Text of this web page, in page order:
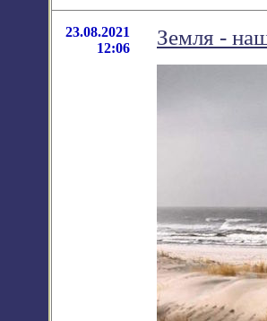
23.08.2021
12:06
Земля -